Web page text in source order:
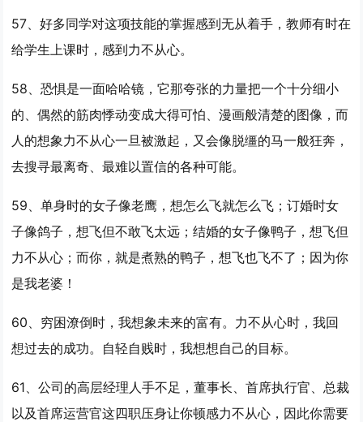
57、好多同学对这项技能的掌握感到无从着手，教师有时在
给学生上课时，感到力不从心。
58、恐惧是一面哈哈镜，它那夸张的力量把一个十分细小
的、偶然的筋肉悸动变成大得可怕、漫画般清楚的图像，而
人的想象力不从心一旦被激起，又会像脱缰的马一般狂奔，
去搜寻最离奇、最难以置信的各种可能。
59、单身时的女子像老鹰，想怎么飞就怎么飞；订婚时女
子像鸽子，想飞但不敢飞太远；结婚的女子像鸭子，想飞但
力不从心 ；而你，就是煮熟的鸭子，想飞也飞不了；因为你
是我老婆！
60、穷困潦倒时，我想象未来的富有。 力不从心时，我回
想过去的成功。自轻自贱时，我想想自己的目标。
61、公司的高层经理人手不足，董事长、首席执行官、总裁
以及首席运营官这四职压身让你顿感力不从心 ，因此你需要